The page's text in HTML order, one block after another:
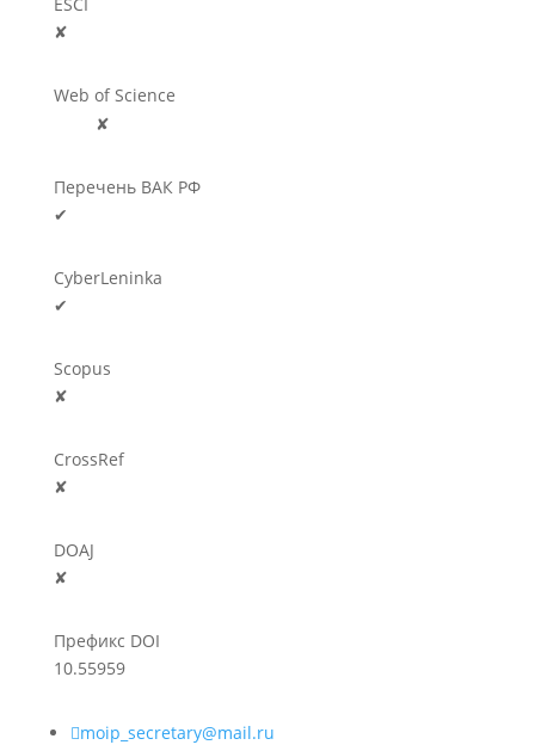
✘
Web of Science
✘
Перечень ВАК РФ
✔
CyberLeninka
✔
Scopus
✘
CrossRef
✘
DOAJ
✘
Префикс DOI
10.55959
moip_secretary@mail.ru